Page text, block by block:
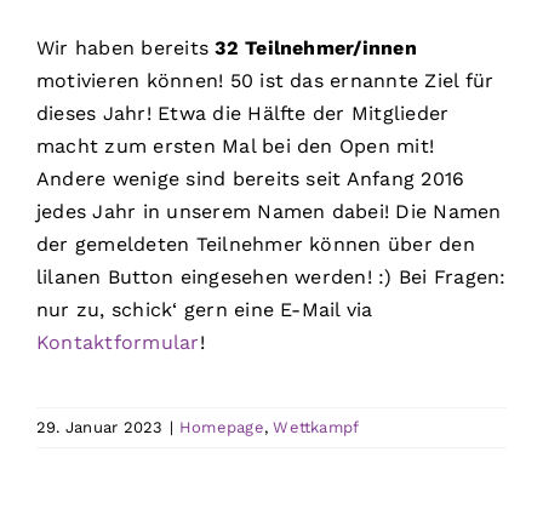
Wir haben bereits32 Teilnehmer/innen
motivieren können! 50 ist das ernannte Ziel für
dieses Jahr! Etwa die Hälfte der Mitglieder
macht zum ersten Mal bei den Open mit!
Andere wenige sind bereits seit Anfang 2016
jedes Jahr in unserem Namen dabei! Die Namen
der gemeldeten Teilnehmer können über den
lilanen Button eingesehen werden! :) Bei Fragen:
nur zu, schick‘ gern eine E-Mail via
Kontaktformular!
29. Januar 2023 | Homepage,Wettkampf